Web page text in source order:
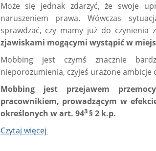
Może się jednak zdarzyć, że swoje
naruszeniem prawa. Wówczas
sprawdzać, czy mamy już do czynienia
zjawiskami mogącymi wystąpić w
Mobbing jest czymś znacznie
nieporozumienia, czyjeś urażone ambicje
Mobbing jest przejawem
pracownikiem, prowadzącym w
określonych w art. 943§ 2 k.p.
Czytaj więcej